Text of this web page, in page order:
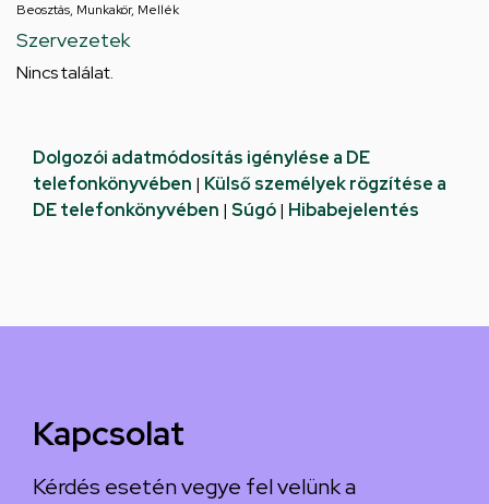
Beosztás, Munkakör, Mellék
Szervezetek
Nincs találat.
Dolgozói adatmódosítás igénylése a DE
telefonkönyvében | Külső személyek rögzítése a
DE telefonkönyvében | Súgó| Hibabejelentés
Kapcsolat
Kérdés esetén vegye fel velünk a